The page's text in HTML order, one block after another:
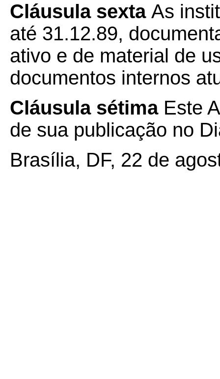
Cláusula sexta As
até 31.12.89,
ativo e de material de
documentos internos
Cláusula sétima Este
de sua publicação no
Brasília, DF, 22 de